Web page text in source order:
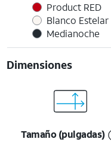
Product RED
Blanco Estelar
Medianoche
Dimensiones
Tamaño (pulgadas)